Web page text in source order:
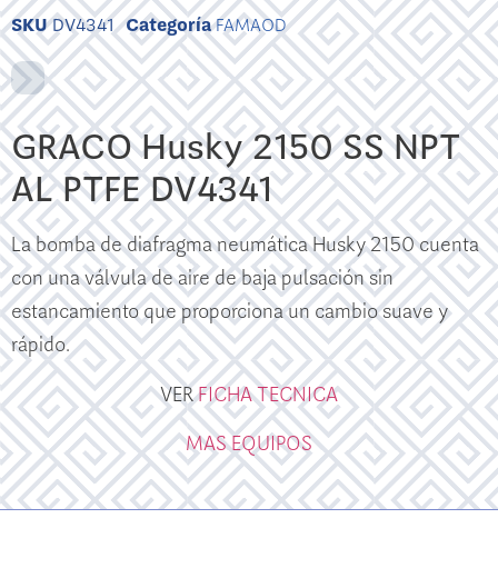
SKUDV4341 CategoríaFAMAOD
GRACO Husky 2150 SS NPT
AL PTFE DV4341
La bomba de diafragma neumática Husky 2150 cuenta
con una válvula de aire de baja pulsación sin
estancamiento que proporciona un cambio suave y
rápido.
VERFICHA TECNICA
MAS EQUIPOS